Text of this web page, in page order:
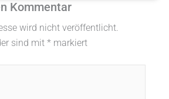
Kommentar
wird nicht veröffentlicht.
sind mit * markiert